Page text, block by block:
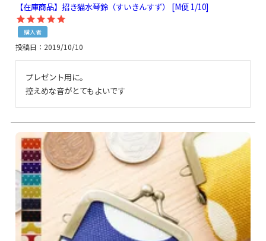
【在庫商品】招き猫水琴鈴（すいきんすず） [M便 1/10]
購入者
投稿日 2019/10/10
プレゼント用に。
控えめな音がとてもよいです